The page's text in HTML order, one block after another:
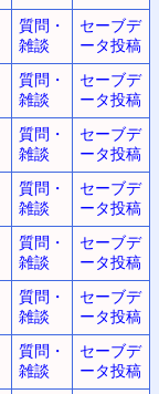
質問・
雑談
セーブデ
ータ投稿
質問・
雑談
セーブデ
ータ投稿
質問・
雑談
セーブデ
ータ投稿
質問・
雑談
セーブデ
ータ投稿
質問・
雑談
セーブデ
ータ投稿
質問・
雑談
セーブデ
ータ投稿
質問・
雑談
セーブデ
ータ投稿